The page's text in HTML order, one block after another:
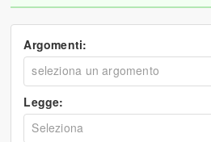
Argomenti:
Legge: